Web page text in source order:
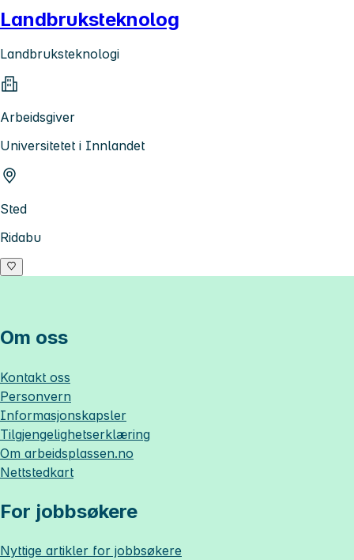
Landbruksteknolog
Landbruksteknologi
Arbeidsgiver
Universitetet i Innlandet
Sted
Ridabu
Om oss
Kontakt oss
Personvern
Informasjonskapsler
Tilgjengelighetserklæring
Om arbeidsplassen.no
Nettstedkart
For jobbsøkere
Nyttige artikler for jobbsøkere